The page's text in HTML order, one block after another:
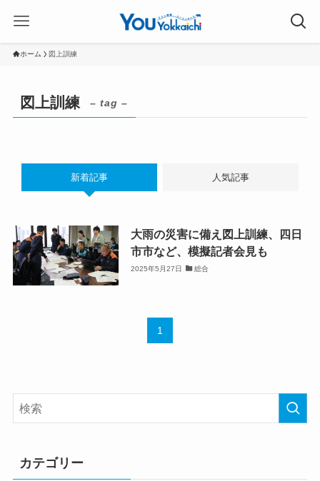
ホーム 図上訓練
図上訓練 – tag –
新着記事 人気記事
大雨の災害に備え図上訓練、四日
市市など、模擬記者会見も
2025年5月27日 総合
1
カテゴリー